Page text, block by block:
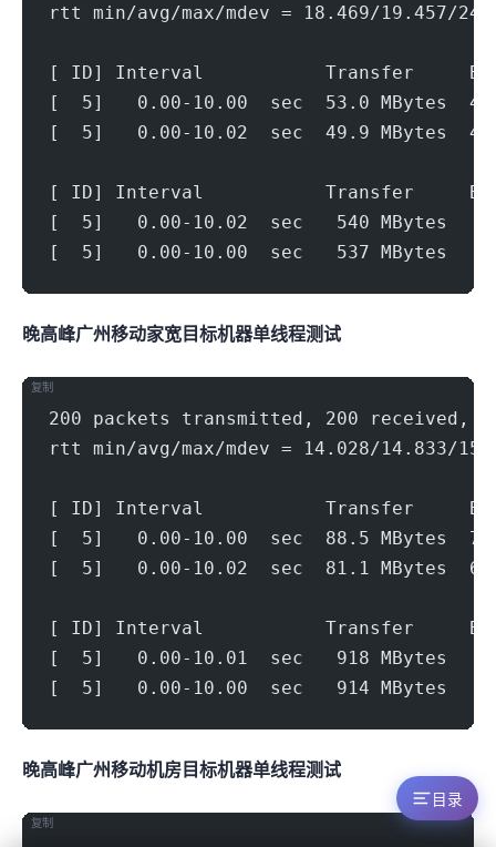
rtt min/avg/max/mdev = 18.469/19.457/
[ ID] Interval           Transfer
[  5]   0.00-10.00  sec  53.0 MBytes
[  5]   0.00-10.02  sec  49.9 MBytes
[ ID] Interval           Transfer
[  5]   0.00-10.02  sec   540 MBytes
[  5]   0.00-10.00  sec   537 MBytes
晚高峰广州移动家宽(1000Mbps) 目标机器 IPERF3单线程测试
200 packets transmitted, 200 received,
rtt min/avg/max/mdev = 14.028/14.833/
[ ID] Interval           Transfer
[  5]   0.00-10.00  sec  88.5 MBytes
[  5]   0.00-10.02  sec  81.1 MBytes
[ ID] Interval           Transfer
[  5]   0.00-10.01  sec   918 MBytes
[  5]   0.00-10.00  sec   914 MBytes
复制
晚高峰广州移动机房(500Mbps) 目标机器 IPERF3单线程测试
复制
目录